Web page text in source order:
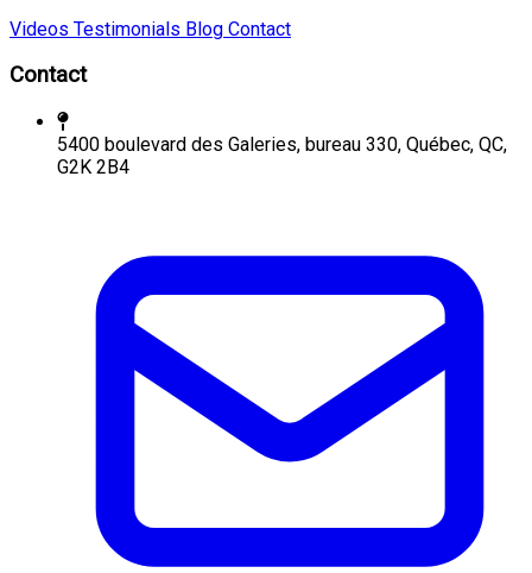
Videos Testimonials Blog Contact
Contact
5400 boulevard des Galeries, bureau 330, Québec, QC,
G2K 2B4